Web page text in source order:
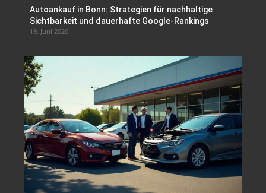
Autoankauf in Bonn: Strategien für nachhaltige
Sichtbarkeit und dauerhafte Google-Rankings
19. Juni 2026